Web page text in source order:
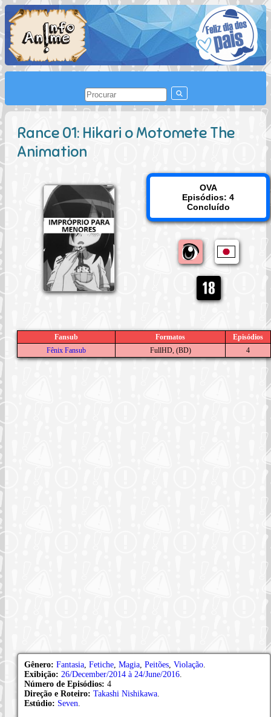
Rance 01: Hikari o Motomete The
Animation
OVA
Episódios: 4
Concluído
Fansub Formatos
Episódios
Fênix Fansub
FullHD, (BD) 4
Gênero: Fantasia Fetiche Magia Peitões Violação
Exibição: 26/December/2014 à 24/June/2016
Número de Episódios: 4
Direção e Roteiro: Takashi Nishikawa
Estúdio: Seven